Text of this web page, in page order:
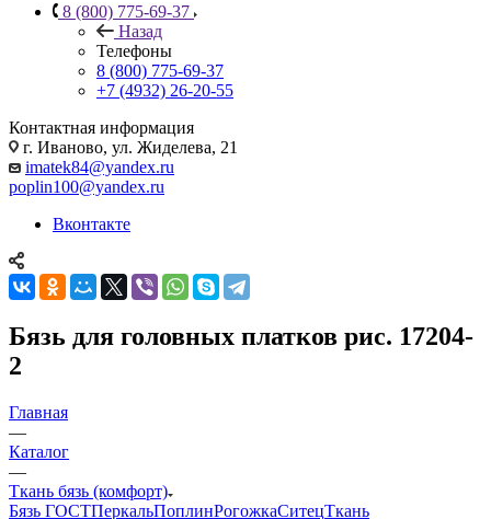
8 (800) 775-69-37
Назад
Телефоны
8 (800) 775-69-37
+7 (4932) 26-20-55
Контактная информация
г. Иваново, ул. Жиделева, 21
imatek84@yandex.ru
poplin100@yandex.ru
Вконтакте
Бязь для головных платков рис. 17204-
2
Главная
—
Каталог
—
Ткань бязь (комфорт)
Бязь ГОСТПеркальПоплинРогожкаСитецТкань